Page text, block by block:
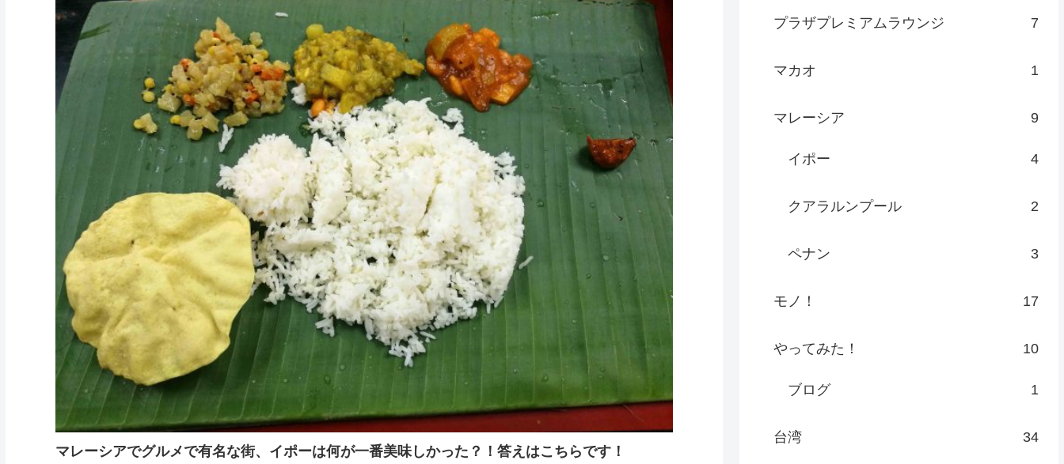
マレーシアでグルメで有名な街、イポーは何が一番美味しかった？！答えはこちらです！
プラザプレミアムラウンジ 7
マカオ 1
マレーシア 9
イポー 4
クアラルンプール 2
ペナン 3
モノ！ 17
やってみた！ 10
ブログ 1
台湾 34